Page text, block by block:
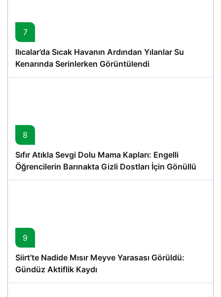
7
Ilıcalar’da Sıcak Havanın Ardından Yılanlar Su
Kenarında Serinlerken Görüntülendi
8
Sıfır Atıkla Sevgi Dolu Mama Kapları: Engelli
Öğrencilerin Barınakta Gizli Dostları İçin Gönüllü
Proje
9
Siirt’te Nadide Mısır Meyve Yarasası Görüldü:
Gündüz Aktiflik Kaydı